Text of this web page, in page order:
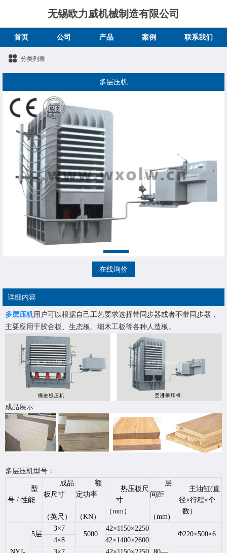
无锡欧力威机械制造有限公司
首页 公司 产品 案例 联系我们
分类列表
多层压机
在线询价
详细内容
多层压机用户可以根据自己工艺要求选择带同步器或者不带同步器，
主要应用于胶合板、生态板、细木工板等各种人造板。
成品展示
多层压机型号：
型
号 / 性能
成品
板尺寸
（英尺）
额
定功率
（KN）
热压板尺
寸
（mm）
层
间距
（mm)
主油缸(直
径×行程×个
数）
5层
3×7
5000
42×1150×2250
Φ220×500×6
4×8
42×1400×2600